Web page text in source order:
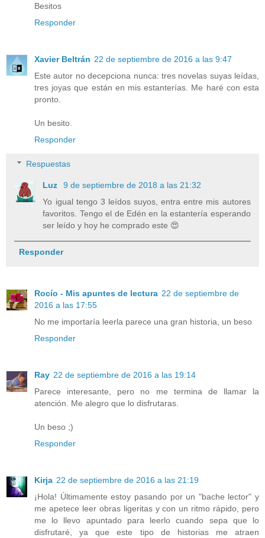
Besitos
Responder
Xavier Beltrán 22 de septiembre de 2016 a las 9:47
Este autor no decepciona nunca: tres novelas suyas leídas,
tres joyas que están en mis estanterías. Me haré con esta
pronto.
Un besito.
Responder
Respuestas
Luz
9 de septiembre de 2018 a las 21:32
Yo igual tengo 3 leídos suyos, entra entre mis autores
favoritos. Tengo el de Edén en la estantería esperando
ser leído y hoy he comprado este 😍
Responder
Rocío - Mis apuntes de lectura 22 de septiembre de
2016 a las 17:55
No me importaría leerla parece una gran historia, un beso
Responder
Ray 22 de septiembre de 2016 a las 19:14
Parece interesante, pero no me termina de llamar la
atención. Me alegro que lo disfrutaras.
Un beso ;)
Responder
Kirja 22 de septiembre de 2016 a las 21:19
¡Hola! Últimamente estoy pasando por un "bache lector" y
me apetece leer obras ligeritas y con un ritmo rápido, pero
me lo llevo apuntado para leerlo cuando sepa que lo
disfrutaré, ya que este tipo de historias me atraen